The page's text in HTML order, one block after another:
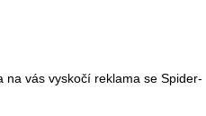
na vás vyskočí reklama se Spider-